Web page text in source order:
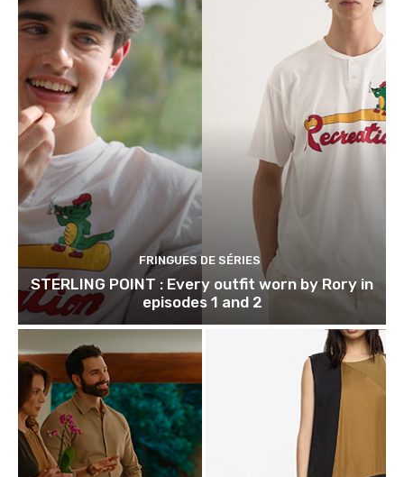
FRINGUES DE SÉRIES
STERLING POINT : Every outfit worn by Rory in
episodes 1 and 2